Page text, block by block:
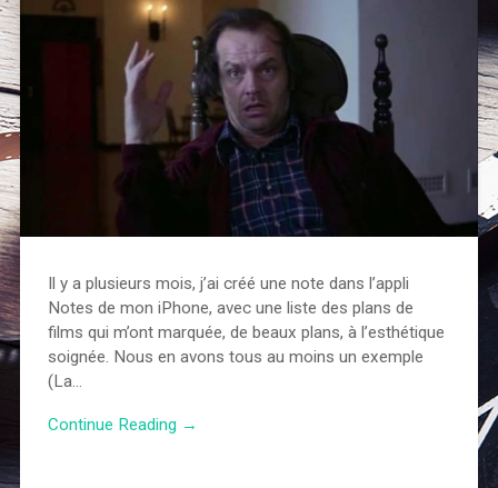
Il y a plusieurs mois, j’ai créé une note dans l’appli
Notes de mon iPhone, avec une liste des plans de
films qui m’ont marquée, de beaux plans, à l’esthétique
soignée. Nous en avons tous au moins un exemple
(La…
Continue Reading →